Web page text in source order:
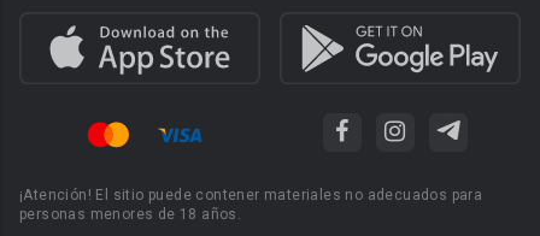
¡Atención! El sitio puede contener materiales no adecuados para
personas menores de 18 años.